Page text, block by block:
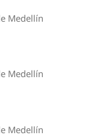
Medellín
Medellín
Medellín